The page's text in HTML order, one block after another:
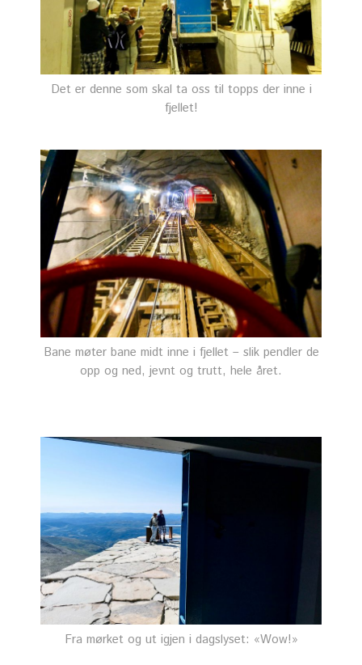
Det er denne som skal ta oss til topps der inne i
fjellet!
Bane møter bane midt inne i fjellet – slik pendler de
opp og ned, jevnt og trutt, hele året.
Fra mørket og ut igjen i dagslyset: «Wow!»